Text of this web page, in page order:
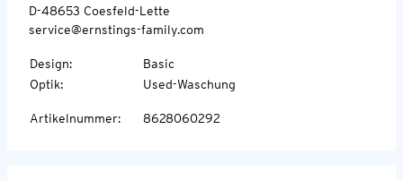
D-48653 Coesfeld-Lette
service@ernstings-family.com
Design:
Basic
Optik: Used-Waschung
Artikelnummer: 8628060292